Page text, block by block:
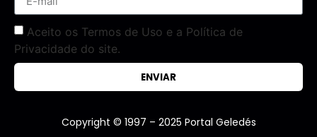
Aceito os Termos de Uso e a Política de
Privacidade do site.
ENVIAR
Copyright © 1997 – 2025 Portal Geledés